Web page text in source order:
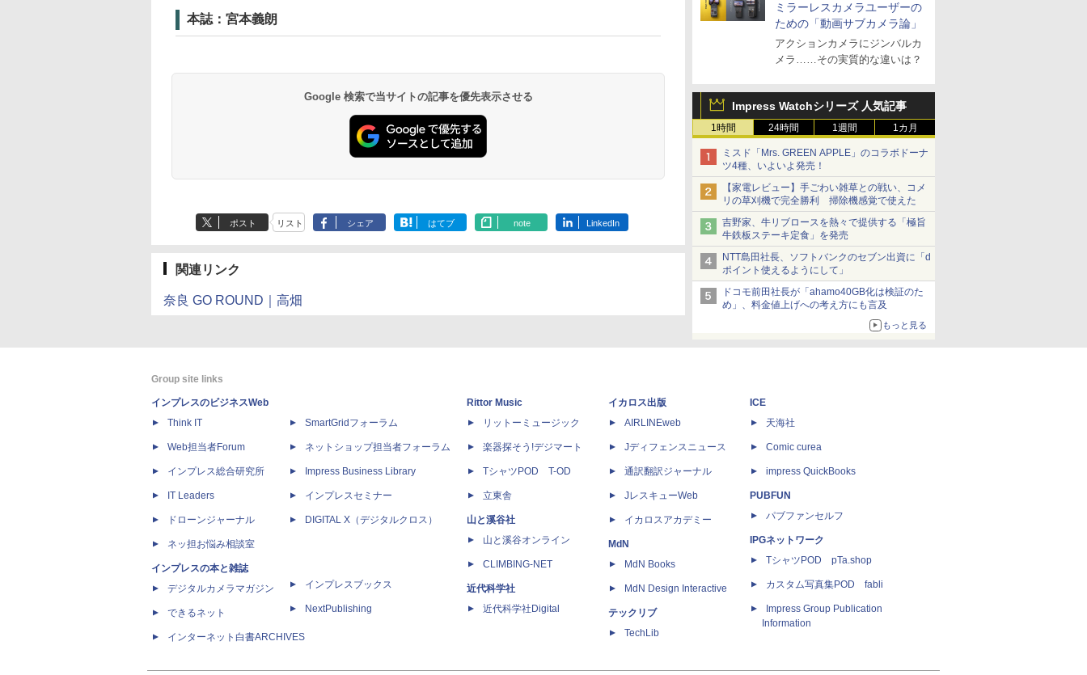
ミラーレスカメラユーザーの
ための「動画サブカメラ論」
アクションカメラにジンバルカ
メラ……その実質的な違いは？
Impress Watchシリーズ 人気記事
1時間 24時間 1週間 1カ月
ミスド「Mrs. GREEN APPLE」のコラボドーナ
ツ4種、いよいよ発売！
【家電レビュー】手ごわい雑草との戦い、コメ
リの草刈機で完全勝利 掃除機感覚で使えた
吉野家、牛リブロースを熱々で提供する「極旨
牛鉄板ステーキ定食」を発売
NTT島田社長、ソフトバンクのセブン出資に「d
ポイント使えるようにして」
ドコモ前田社長が「ahamo40GB化は検証のた
め」、料金値上げへの考え方にも言及
もっと見る
本誌：宮本義朗
Google 検索で当サイトの記事を優先表示させる
ポスト リスト シェア はてブ note LinkedIn
関連リンク
奈良 GO ROUND｜高畑
Group site links
インプレスのビジネスWeb
Think IT
Web担当者Forum
インプレス総合研究所
IT Leaders
ドローンジャーナル
ネッ担お悩み相談室
インプレスの本と雑誌
デジタルカメラマガジン
できるネット
インターネット白書ARCHIVES
SmartGridフォーラム
ネットショップ担当者フォーラム
Impress Business Library
インプレスセミナー
DIGITAL X（デジタルクロス）
インプレスブックス
NextPublishing
Rittor Music
リットーミュージック
楽器探そう!デジマート
TシャツPOD T-OD
立東舎
山と溪谷社
山と溪谷オンライン
CLIMBING-NET
近代科学社
近代科学社Digital
イカロス出版
AIRLINEweb
Jディフェンスニュース
通訳翻訳ジャーナル
JレスキューWeb
イカロスアカデミー
MdN
MdN Books
MdN Design Interactive
テックリブ
TechLib
ICE
天海社
Comic curea
impress QuickBooks
PUBFUN
パブファンセルフ
IPGネットワーク
TシャツPOD pTa.shop
カスタム写真集POD fabli
Impress Group Publication
Information